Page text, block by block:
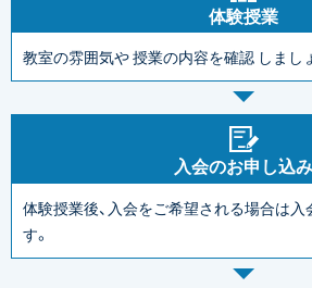
体験授業
教室の雰囲気や授業の内容を確認 しまし
入会のお申し込み
体験授業後、入会をご希望される場合は入
す。